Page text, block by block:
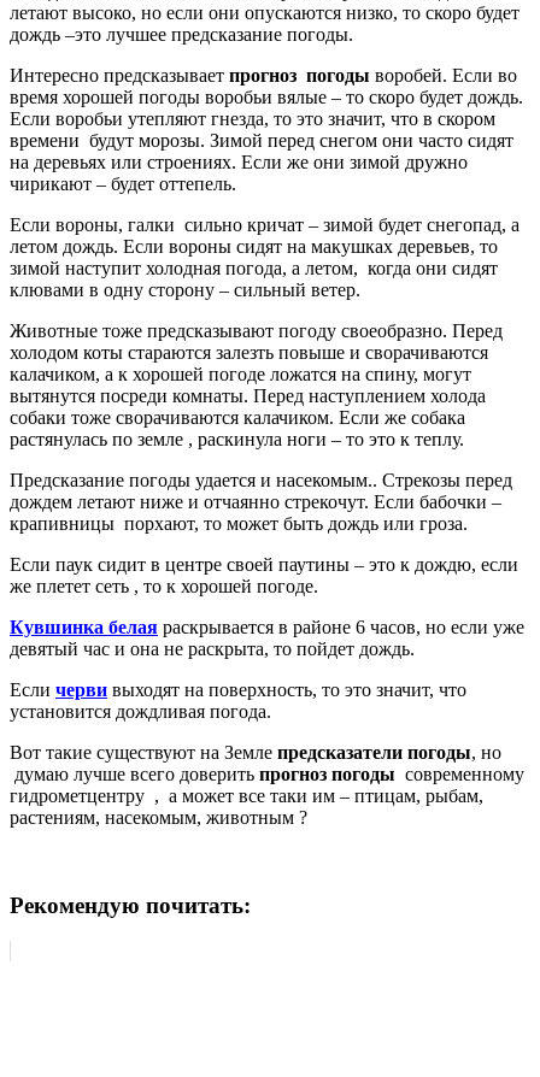
летают высоко, но если они опускаются низко, то скоро будет
дождь –это лучшее предсказание погоды.
Интересно предсказывает прогноз погоды воробей. Если во
время хорошей погоды воробьи вялые – то скоро будет дождь.
Если воробьи утепляют гнезда, то это значит, что в скором
времени будут морозы. Зимой перед снегом они часто сидят
на деревьях или строениях. Если же они зимой дружно
чирикают – будет оттепель.
Если вороны, галки сильно кричат – зимой будет снегопад, а
летом дождь. Если вороны сидят на макушках деревьев, то
зимой наступит холодная погода, а летом, когда они сидят
клювами в одну сторону – сильный ветер.
Животные тоже предсказывают погоду своеобразно. Перед
холодом коты стараются залезть повыше и сворачиваются
калачиком, а к хорошей погоде ложатся на спину, могут
вытянутся посреди комнаты. Перед наступлением холода
собаки тоже сворачиваются калачиком. Если же собака
растянулась по земле , раскинула ноги – то это к теплу.
Предсказание погоды удается и насекомым.. Стрекозы перед
дождем летают ниже и отчаянно стрекочут. Если бабочки –
крапивницы порхают, то может быть дождь или гроза.
Если паук сидит в центре своей паутины – это к дождю, если
же плетет сеть , то к хорошей погоде.
Кувшинка белая раскрывается в районе 6 часов, но если уже
девятый час и она не раскрыта, то пойдет дождь.
Если черви выходят на поверхность, то это значит, что
установится дождливая погода.
Вот такие существуют на Земле предсказатели погоды, но
думаю лучше всего доверить прогноз погоды современному
гидрометцентру , а может все таки им – птицам, рыбам,
растениям, насекомым, животным ?
Рекомендую почитать: